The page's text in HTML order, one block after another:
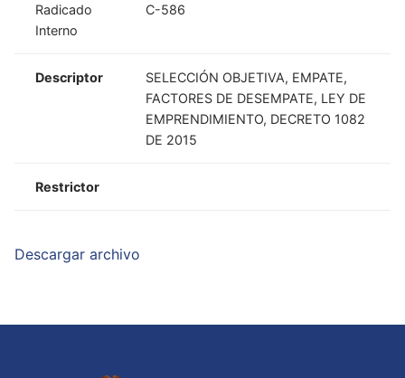
Radicado
Interno
C-586
Descriptor
SELECCIÓN OBJETIVA, EMPATE,
FACTORES DE DESEMPATE, LEY DE
EMPRENDIMIENTO, DECRETO 1082
DE 2015
Restrictor
Descargar archivo